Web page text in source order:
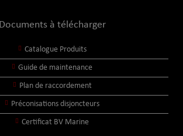
Documents à télécharger
Catalogue Produits
Guide de maintenance
Plan de raccordement
Préconisations disjoncteurs
Certificat BV Marine